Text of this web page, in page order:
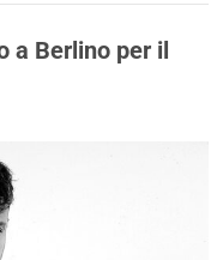
a Berlino per il